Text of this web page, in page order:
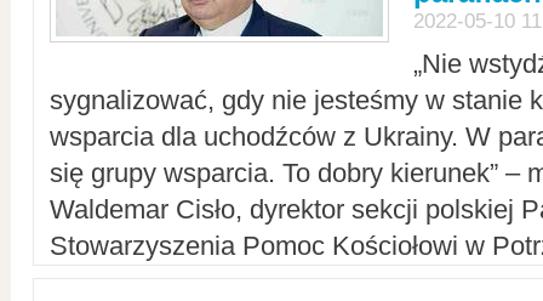
2022-05-10
„Nie
sygnalizować, gdy nie jesteśmy w stanie
wsparcia dla uchodźców z Ukrainy. W
się grupy wsparcia. To dobry kierunek” –
Waldemar Cisło, dyrektor sekcji polskiej
Stowarzyszenia Pomoc Kościołowi w